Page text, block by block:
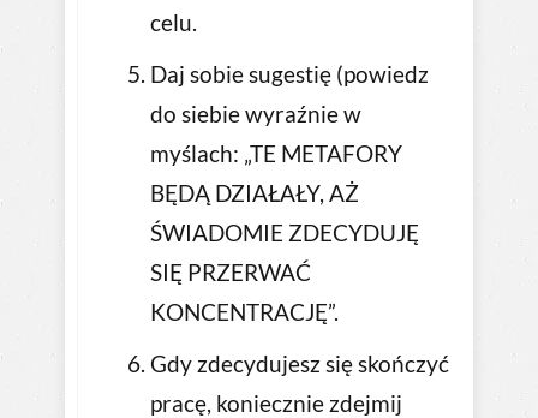
celu.
Daj sobie sugestię (powiedz
do siebie wyraźnie w
myślach: „TE METAFORY
BĘDĄ DZIAŁAŁY, AŻ
ŚWIADOMIE ZDECYDUJĘ
SIĘ PRZERWAĆ
KONCENTRACJĘ”.
Gdy zdecydujesz się skończyć
pracę, koniecznie zdejmij